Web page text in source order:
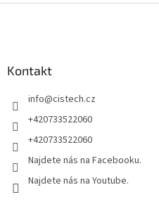
Kontakt
info@cistech.cz
+420733522060
+420733522060
Najdete nás na Facebooku.
Najdete nás na Youtube.